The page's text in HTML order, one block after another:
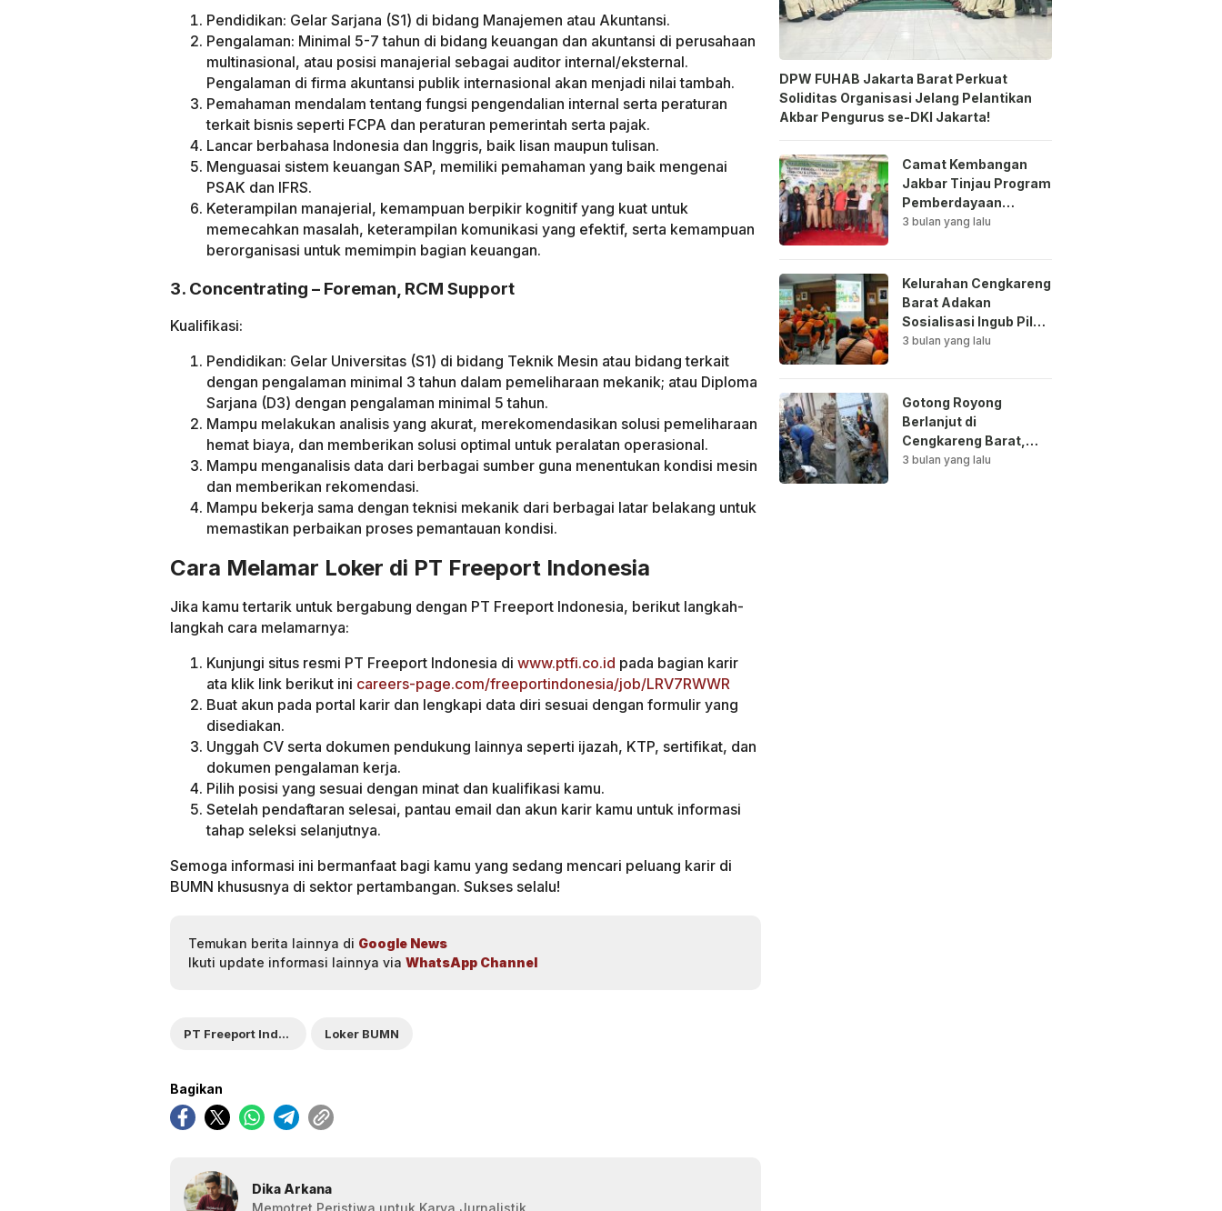
Pendidikan: Gelar Sarjana (S1) di bidang Manajemen atau Akuntansi.
Pengalaman: Minimal 5-7 tahun di bidang keuangan dan akuntansi di perusahaan
multinasional, atau posisi manajerial sebagai auditor internal/eksternal.
Pengalaman di firma akuntansi publik internasional akan menjadi nilai tambah.
Pemahaman mendalam tentang fungsi pengendalian internal serta peraturan
terkait bisnis seperti FCPA dan peraturan pemerintah serta pajak.
Lancar berbahasa Indonesia dan Inggris, baik lisan maupun tulisan.
Menguasai sistem keuangan SAP, memiliki pemahaman yang baik mengenai
PSAK dan IFRS.
Keterampilan manajerial, kemampuan berpikir kognitif yang kuat untuk
memecahkan masalah, keterampilan komunikasi yang efektif, serta kemampuan
berorganisasi untuk memimpin bagian keuangan.
3. Concentrating – Foreman, RCM Support
Kualifikasi:
Pendidikan: Gelar Universitas (S1) di bidang Teknik Mesin atau bidang terkait
dengan pengalaman minimal 3 tahun dalam pemeliharaan mekanik; atau Diploma
Sarjana (D3) dengan pengalaman minimal 5 tahun.
Mampu melakukan analisis yang akurat, merekomendasikan solusi pemeliharaan
hemat biaya, dan memberikan solusi optimal untuk peralatan operasional.
Mampu menganalisis data dari berbagai sumber guna menentukan kondisi mesin
dan memberikan rekomendasi.
Mampu bekerja sama dengan teknisi mekanik dari berbagai latar belakang untuk
memastikan perbaikan proses pemantauan kondisi.
Cara Melamar Loker di PT Freeport Indonesia
Jika kamu tertarik untuk bergabung dengan PT Freeport Indonesia, berikut langkah-
langkah cara melamarnya:
Kunjungi situs resmi PT Freeport Indonesia di www.ptfi.co.id pada bagian karir
ata klik link berikut ini careers-page.com/freeportindonesia/job/LRV7RWWR
Buat akun pada portal karir dan lengkapi data diri sesuai dengan formulir yang
disediakan.
Unggah CV serta dokumen pendukung lainnya seperti ijazah, KTP, sertifikat, dan
dokumen pengalaman kerja.
Pilih posisi yang sesuai dengan minat dan kualifikasi kamu.
Setelah pendaftaran selesai, pantau email dan akun karir kamu untuk informasi
tahap seleksi selanjutnya.
Semoga informasi ini bermanfaat bagi kamu yang sedang mencari peluang karir di
BUMN khususnya di sektor pertambangan. Sukses selalu!
Temukan berita lainnya di Google News
Ikuti update informasi lainnya via WhatsApp Channel
PT Freeport Indonesia Loker BUMN
Bagikan
Dika Arkana
DPW FUHAB Jakarta Barat Perkuat
Soliditas Organisasi Jelang Pelantikan
Akbar Pengurus se-DKI Jakarta!
Camat Kembangan
Jakbar Tinjau Program
Pemberdayaan
Lingkungan di Bale
3 bulan yang lalu
Kelurahan Cengkareng
Barat Adakan
Sosialisasi Ingub Pilah
Sampah Kepada PPSU
3 bulan yang lalu
Gotong Royong
Berlanjut di
Cengkareng Barat,
Saluran Air
3 bulan yang lalu